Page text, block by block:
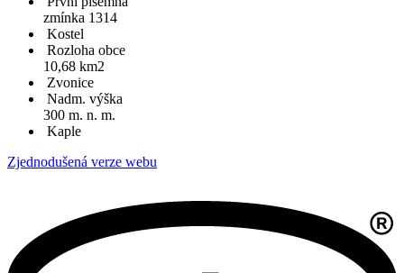
zmínka 1314
Kostel
Rozloha obce
10,68 km2
Zvonice
Nadm. výška
300 m. n. m.
Kaple
Zjednodušená verze webu